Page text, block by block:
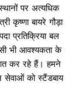
पर अत्यधिक
कृष्णा बायरे गौड़ा
प्रतिक्रिया बल
भी आवश्यकता के
कर रहे हैं। हमने
सेवाओं को स्टैंडबाय